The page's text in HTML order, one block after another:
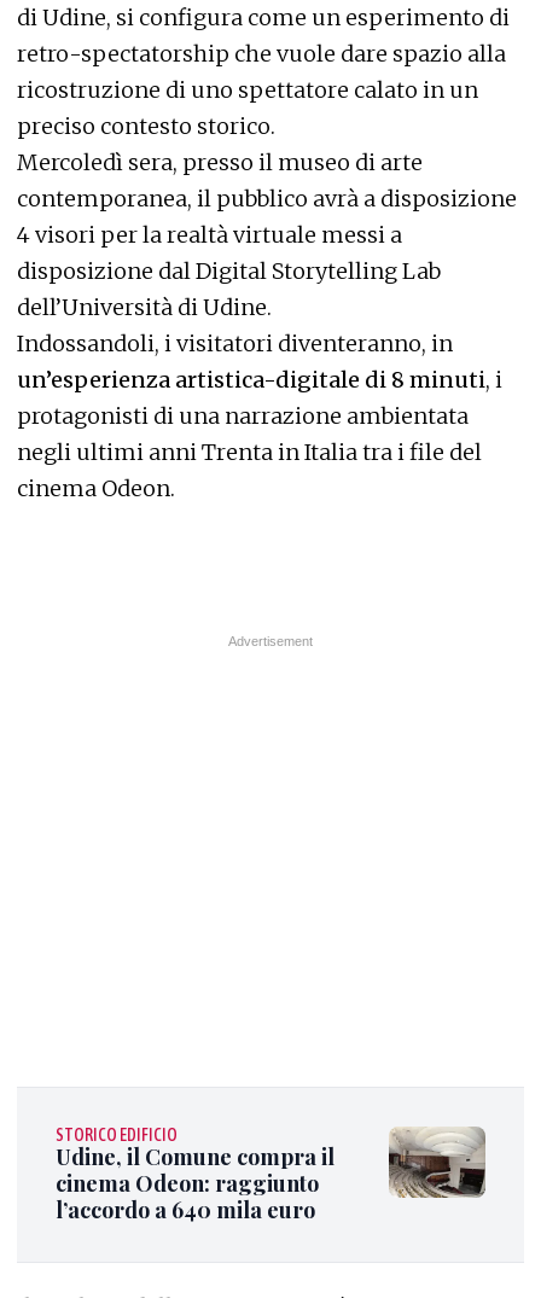
di Udine, si configura come un esperimento di
retro-spectatorship che vuole dare spazio alla
ricostruzione di uno spettatore calato in un
preciso contesto storico.
Mercoledì sera, presso il museo di arte
contemporanea, il pubblico avrà a disposizione
4 visori per la realtà virtuale messi a
disposizione dal Digital Storytelling Lab
dell’Università di Udine.
Indossandoli, i visitatori diventeranno, in
un’esperienza artistica-digitale di 8 minuti, i
protagonisti di una narrazione ambientata
negli ultimi anni Trenta in Italia tra i file del
cinema Odeon.
STORICO EDIFICIO
Udine, il Comune compra il
cinema Odeon: raggiunto
l’accordo a 640 mila euro